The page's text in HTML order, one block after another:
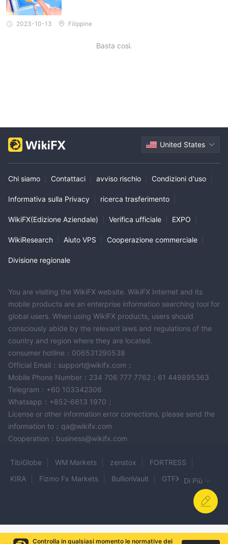
2023-10-13 Filippine
Basta così.
United States
Chi siamo Contattaci avviso rischio Condizioni d'uso
Informativa sulla Privacy ricerca trasferimento
WikiFX(Edizione Aziendale) Verifica ufficiale EXPO
WikiResearch Aiuto VPS Cooperazione commerciale
Divisione regionale
You are visiting the WikiFX website. WikiFX Internet and its
mobile products are an enterprise information searching tool for
global users. When using WikiFX products, users should
consciously abide by the relevant laws and regulations of the
country and region where they are located.
consumer hotline：006531290538
Official Email：support@wikifx.com；
Mobile Phone Number：234 706 777 7762；61 449895363
Telegram：+60 103342306
Whatsapp：+852-6613 1970；
License or other information error corrections, please send the
information to：qa@wikifx.com
Cooperation：business@wikifx.com
TibiGlobe WM Markets zenstox
FORTRESS
KIRA
Fizmo Fx Markets BullionVault
GTFX
Coin Fx Trade
XB Prime
Goldpayer
Total-Gain
EMPOWERFX
Di Più
Controlla in qualsiasi momento le normative dei